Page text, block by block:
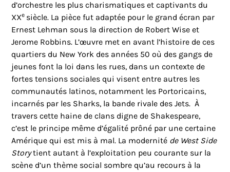
d’orchestre les plus charismatiques et captivants du
XXe siècle. La pièce fut adaptée pour le grand écran par
Ernest Lehman sous la direction de Robert Wise et
Jerome Robbins. L’œuvre met en avant l’histoire de ces
quartiers du New York des années 50 où des gangs de
jeunes font la loi dans les rues, dans un contexte de
fortes tensions sociales qui visent entre autres les
communautés latinos, notamment les Portoricains,
incarnés par les Sharks, la bande rivale des Jets. À
travers cette haine de clans digne de Shakespeare,
c’est le principe même d’égalité prôné par une certaine
Amérique qui est mis à mal. La modernité de West Side
Storytient autant à l’exploitation peu courante sur la
scène d’un thème social sombre qu’au recours à la